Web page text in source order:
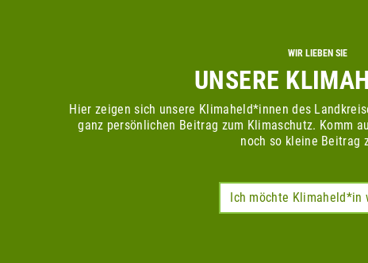
WIR LIEBEN SIE
UNSERE
Hier zeigen sich unsere Klimaheld*innen des
ganz persönlichen Beitrag zum Klimaschutz. Komm
noch so kleine Beitrag
Ich möchte Klimaheld*in